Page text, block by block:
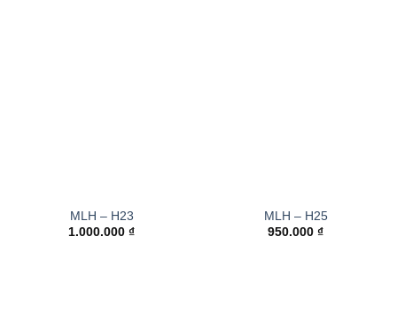
MLH – H23
1.000.000 ₫
MLH – H25
950.000 ₫